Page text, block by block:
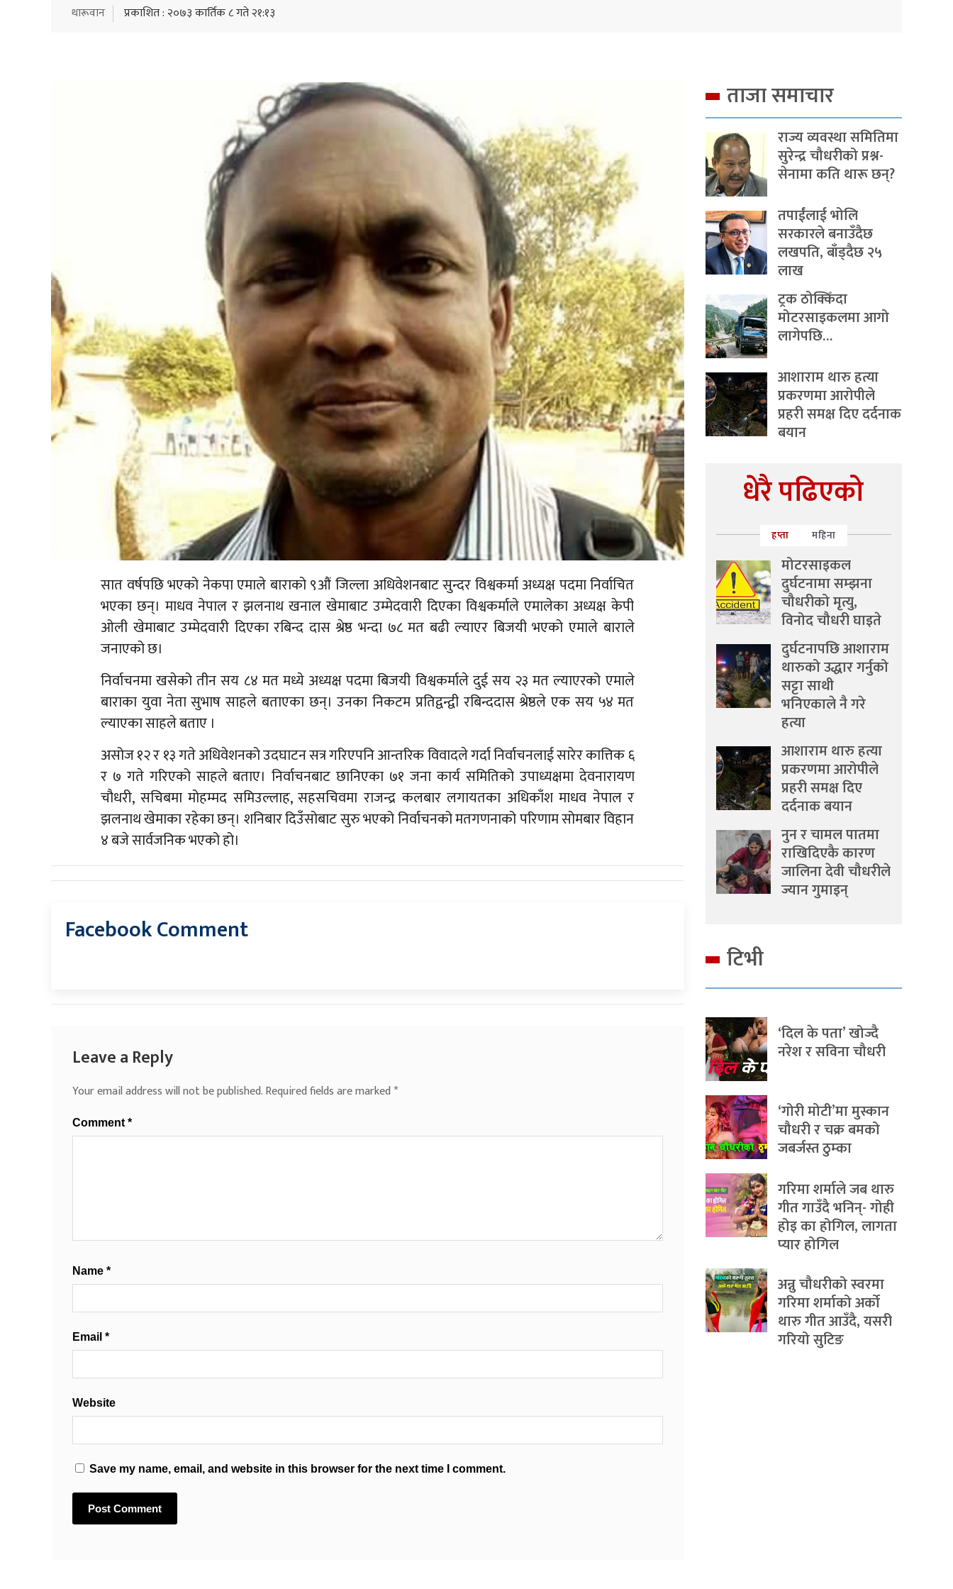
थारूवान प्रकाशित : २०७३ कार्तिक ८ गते २१:१३
सात वर्षपछि भएको नेकपा एमाले बाराको ९औं जिल्ला अधिवेशनबाट सुन्दर विश्वकर्मा अध्यक्ष पदमा निर्वाचित
भएका छन्। माधव नेपाल र झलनाथ खनाल खेमाबाट उम्मेदवारी दिएका विश्वकर्माले एमालेका अध्यक्ष केपी
ओली खेमाबाट उम्मेदवारी दिएका रबिन्द दास श्रेष्ठ भन्दा ७८ मत बढी ल्याएर बिजयी भएको एमाले बाराले
जनाएको छ।
निर्वाचनमा खसेको तीन सय ८४ मत मध्ये अध्यक्ष पदमा बिजयी विश्वकर्माले दुई सय २३ मत ल्याएरको एमाले
बाराका युवा नेता सुभाष साहले बताएका छन्। उनका निकटम प्रतिद्वन्द्वी रबिन्ददास श्रेष्ठले एक सय ५४ मत
ल्याएका साहले बताए ।
असोज १२ र १३ गते अधिवेशनको उदघाटन सत्र गरिएपनि आन्तरिक विवादले गर्दा निर्वाचनलाई सारेर कात्तिक ६
र ७ गते गरिएको साहले बताए। निर्वाचनबाट छानिएका ७१ जना कार्य समितिको उपाध्यक्षमा देवनारायण
चौधरी, सचिबमा मोहम्मद समिउल्लाह, सहसचिवमा राजन्द्र कलबार लगायतका अधिकाँश माधव नेपाल र
झलनाथ खेमाका रहेका छन्। शनिबार दिउँसोबाट सुरु भएको निर्वाचनको मतगणनाको परिणाम सोमबार विहान
४ बजे सार्वजनिक भएको हो।
Facebook Comment
Leave a Reply
Your email address will not be published.Required fields are marked*
Comment *
Name *
Email *
Website
Save my name, email, and website in this browser for the next time I comment.
ताजा समाचार
राज्य व्यवस्था समितिमा
सुरेन्द्र चौधरीको प्रश्न-
सेनामा कति थारू छन्?
तपाईंलाई भोलि
सरकारले बनाउँदैछ
लखपति, बाँड्दैछ २५
लाख
ट्रक ठोक्किँदा
मोटरसाइकलमा आगो
लागेपछि…
आशाराम थारु हत्या
प्रकरणमा आरोपीले
प्रहरी समक्ष दिए दर्दनाक
बयान
धेरै पढिएको
हप्ता महिना
मोटरसाइकल
दुर्घटनामा सम्झना
चौधरीको मृत्यु,
विनोद चौधरी घाइते
दुर्घटनापछि आशाराम
थारुको उद्धार गर्नुको
सट्टा साथी
भनिएकाले नै गरे
हत्या
आशाराम थारु हत्या
प्रकरणमा आरोपीले
प्रहरी समक्ष दिए
दर्दनाक बयान
नुन र चामल पातमा
राखिदिएकै कारण
जालिना देवी चौधरीले
ज्यान गुमाइन्
टिभी
‘दिल के पता’ खोज्दै
नरेश र सविना चौधरी
‘गोरी मोटी’मा मुस्कान
चौधरी र चक्र बमको
जबर्जस्त ठुम्का
गरिमा शर्माले जब थारु
गीत गाउँदै भनिन्- गोही
होइ का होगिल, लागता
प्यार होगिल
अन्नु चौधरीको स्वरमा
गरिमा शर्माको अर्को
थारु गीत आउँदै, यसरी
गरियो सुटिङ